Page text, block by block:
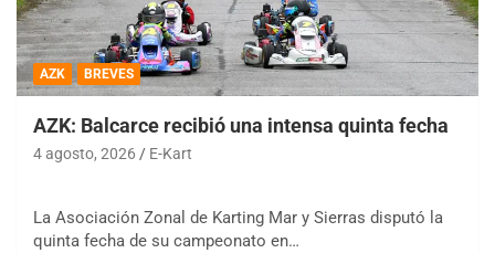
AZK BREVES
AZK: Balcarce recibió una intensa quinta fecha
4 agosto, 2026 E-Kart
La Asociación Zonal de Karting Mar y Sierras disputó la
quinta fecha de su campeonato en…